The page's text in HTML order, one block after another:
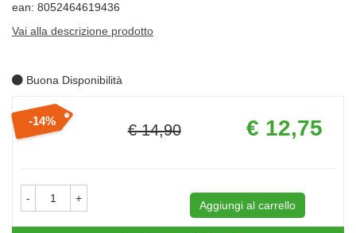
ean: 8052464619436
Vai alla descrizione prodotto
Buona Disponibilità
Sconto
14%
€ 14,90
Prezzo
scontato
€ 12,75
- +
Aggiungi al carrello